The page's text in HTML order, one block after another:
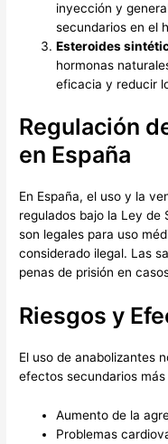
inyección y
secundarios en el
Esteroides
hormonas
eficacia y reducir
Regulación
en España
En España, el uso y la
regulados bajo la Ley de
son legales para uso
considerado ilegal. Las
penas de prisión en
Riesgos y
El uso de anabolizantes
efectos secundarios
Aumento de la
Problemas